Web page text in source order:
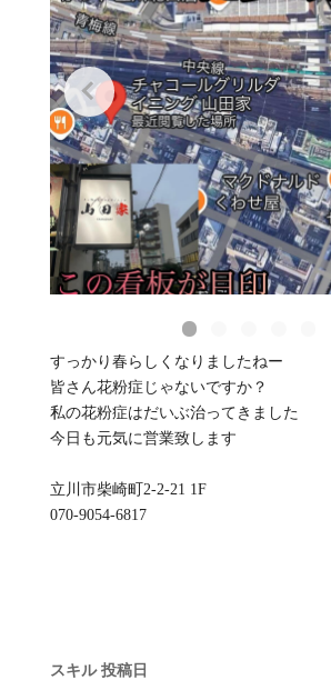
すっかり春らしくなりましたねー
皆さん花粉症じゃないですか？
私の花粉症はだいぶ治ってきました
今日も元気に営業致します
立川市柴崎町2-2-21 1F
070-9054-6817
スキル 投稿日